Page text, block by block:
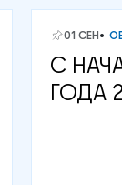
01 СЕН
С
ГОДА